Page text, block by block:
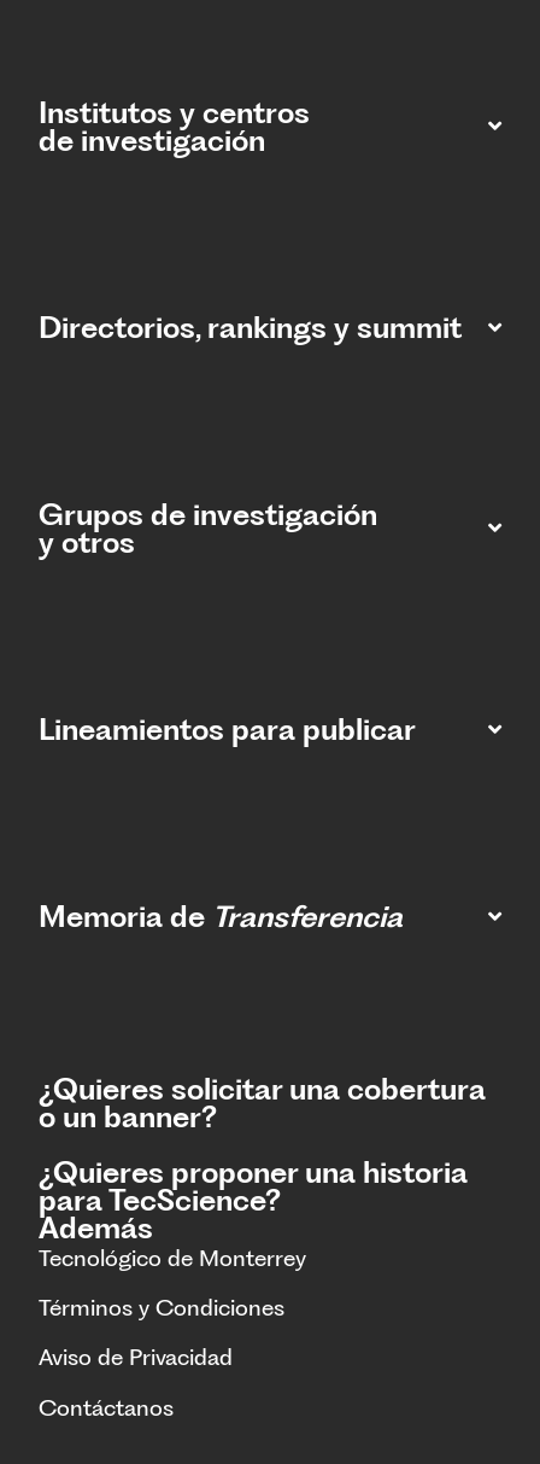
Institutos y centros
de investigación
Directorios, rankings y summit
Grupos de investigación
y otros
Lineamientos para publicar
Memoria de Transferencia
¿Quieres solicitar una cobertura
o un banner?
¿Quieres proponer una historia
para TecScience?
Además
Tecnológico de Monterrey
Términos y Condiciones
Aviso de Privacidad
Contáctanos